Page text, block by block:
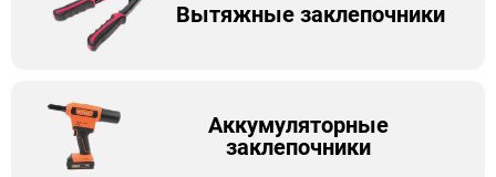
Вытяжные заклепочники
Аккумуляторные
заклепочники